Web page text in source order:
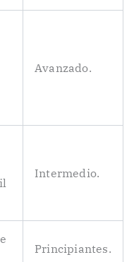
Avanzado.
Intermedio.
Principiantes.